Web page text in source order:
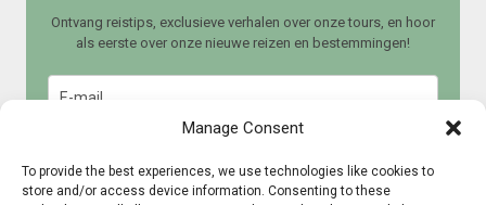
Manage Consent
To provide the best experiences, we use technologies like cookies to
store and/or access device information. Consenting to these
Ontvang reistips, exclusieve verhalen over onze tours, en hoor
als eerste over onze nieuwe reizen en bestemmingen!